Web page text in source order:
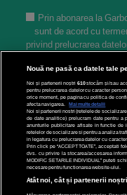
Prin abonarea la
sunt de acord cu
privind prelucrarea
Legal
TERMENI & CONDIȚII
Nouă ne pasă ca datele tale
Noi și partenerii noștri 610stocăm și/sau
pentru prelucrarea datelor cu caracter
orice moment, pe pagina cu politica de
afecta navigarea.
Mai multe detalii
Noi si partenerii nostri (retelele de
de date analitice) prelucram date pentru
anunturile publicitare afisate in functie de
retelelor de socializare si pentru a analiza
in legatura cu prelucrarea datelor cu
Prin click pe “ACCEPT TOATE”, acceptati
dvs. cu privire la stocarea/accesarea
MODIFIC SETARILE INDIVIDUAL” puteti
necesare pentru functionarea website-ului.
Atât noi, cât și partenerii